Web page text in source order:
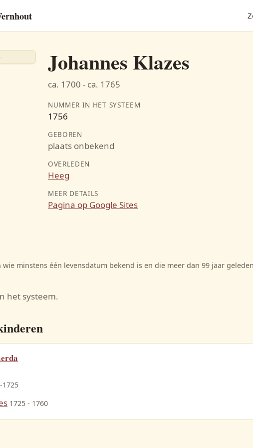
Johannes Klazes
ca. 1700 - ca. 1765
NUMMER IN HET SYSTEEM
1756
GEBOREN
plaats onbekend
OVERLEDEN
Heeg
MEER DETAILS
Pagina op Google Sites
minstens één levensdatum bekend is en die meer dan 99 jaar
het systeem.
1725
1725 - 1760